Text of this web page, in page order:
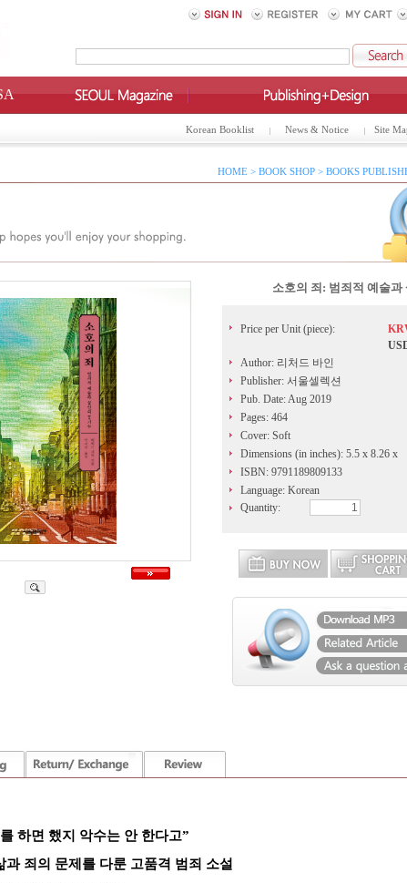
Korean Booklist News & Notice Site
HOME > BOOK SHOP > BOOKS
소호의 죄: 범죄적 예술과
Price per Unit (piece):
Author: 리처드 바인
Publisher: 서울셀렉션
Pub. Date: Aug 2019
Pages: 464
Cover: Soft
Dimensions (in inches): 5.5 x 8.26 x
ISBN: 9791189809133
Language: Korean
Quantity:
하면 했지 악수는 안 한다고”
과 죄의 문제를 다룬 고품격 범죄 소설